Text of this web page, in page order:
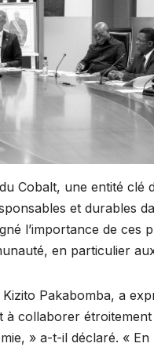
Cobalt, une entité
et durables
l’importance de ces
en particulier
Kizito Pakabomba, a
collaborer
» a-t-il déclaré. «